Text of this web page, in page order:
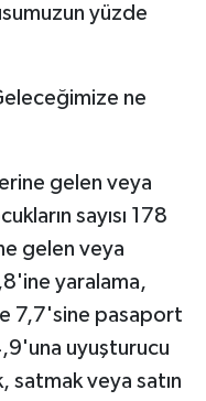
yüzde
ne
gelen veya
sayısı 178
gelen veya
yaralama,
7,7'sine pasaport
uyuşturucu
satmak veya satın